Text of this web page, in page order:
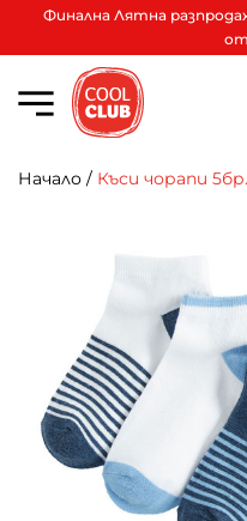
Финална Лятна
Начало / Къси чорапи